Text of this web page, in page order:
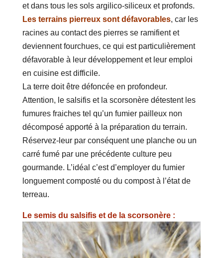
et dans tous les sols argilico-siliceux et profonds.
Les terrains pierreux sont défavorables, car les
racines au contact des pierres se ramifient et
deviennent fourchues, ce qui est particulièrement
défavorable à leur développement et leur emploi
en cuisine est difficile.
La terre doit être défoncée en profondeur.
Attention, le salsifis et la scorsonère détestent les
fumures fraiches tel qu’un fumier pailleux non
décomposé apporté à la préparation du terrain.
Réservez-leur par conséquent une planche ou un
carré fumé par une précédente culture peu
gourmande. L’idéal c’est d’employer du fumier
longuement composté ou du compost à l’état de
terreau.
Le semis du salsifis et de la scorsonère :